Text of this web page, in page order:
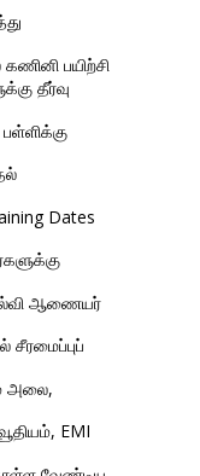
பயிற்சி
தீர்வு
Dates
ஆணையர்
அலை,
EMI